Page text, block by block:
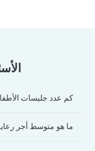
كم عدد جليسات
ما هو متوسط أجر